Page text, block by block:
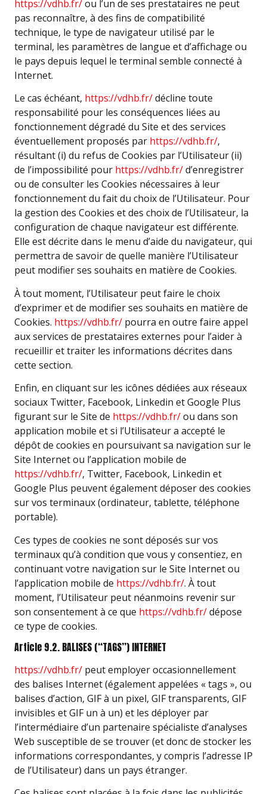
https://vdhb.fr/ou l’un de ses prestataires ne peut
pas reconnaître, à des fins de compatibilité
technique, le type de navigateur utilisé par le
terminal, les paramètres de langue et d’affichage ou
le pays depuis lequel le terminal semble connecté à
Internet.
Le cas échéant, https://vdhb.fr/décline toute
responsabilité pour les conséquences liées au
fonctionnement dégradé du Site et des services
éventuellement proposés par https://vdhb.fr/,
résultant (i) du refus de Cookies par l’Utilisateur (ii)
de l’impossibilité pour https://vdhb.fr/d’enregistrer
ou de consulter les Cookies nécessaires à leur
fonctionnement du fait du choix de l’Utilisateur. Pour
la gestion des Cookies et des choix de l’Utilisateur, la
configuration de chaque navigateur est différente.
Elle est décrite dans le menu d’aide du navigateur, qui
permettra de savoir de quelle manière l’Utilisateur
peut modifier ses souhaits en matière de Cookies.
À tout moment, l’Utilisateur peut faire le choix
d’exprimer et de modifier ses souhaits en matière de
Cookies. https://vdhb.fr/ pourra en outre faire appel
aux services de prestataires externes pour l’aider à
recueillir et traiter les informations décrites dans
cette section.
Enfin, en cliquant sur les icônes dédiées aux réseaux
sociaux Twitter, Facebook, Linkedin et Google Plus
figurant sur le Site de https://vdhb.fr/ou dans son
application mobile et si l’Utilisateur a accepté le
dépôt de cookies en poursuivant sa navigation sur le
Site Internet ou l’application mobile de
https://vdhb.fr/, Twitter, Facebook, Linkedin et
Google Plus peuvent également déposer des cookies
sur vos terminaux (ordinateur, tablette, téléphone
portable).
Ces types de cookies ne sont déposés sur vos
terminaux qu’à condition que vous y consentiez, en
continuant votre navigation sur le Site Internet ou
l’application mobile de https://vdhb.fr/. À tout
moment, l’Utilisateur peut néanmoins revenir sur
son consentement à ce que https://vdhb.fr/dépose
ce type de cookies.
Article 9.2. BALISES (“TAGS”) INTERNET
https://vdhb.fr/ peut employer occasionnellement
des balises Internet (également appelées « tags », ou
balises d’action, GIF à un pixel, GIF transparents, GIF
invisibles et GIF un à un) et les déployer par
l’intermédiaire d’un partenaire spécialiste d’analyses
Web susceptible de se trouver (et donc de stocker les
informations correspondantes, y compris l’adresse IP
de l’Utilisateur) dans un pays étranger.